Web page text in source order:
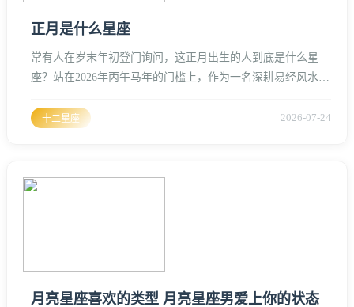
正月是什么星座
常有人在岁末年初登门询问，这正月出生的人到底是什么星
座？站在2026年丙午马年的门槛上，作为一名深耕易经风水与
这其中的天机。很多人容易把农历的正月与公历的1月混为一
是从2026年2月17日开始，一直延续到3月18日、在这个跨度
里，正月
十二星座 2026-07-24
月亮星座喜欢的类型 月亮星座男爱上你的状态